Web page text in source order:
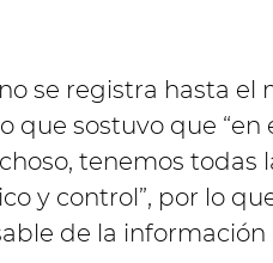
se registra hasta
que sostuvo que “en
tenemos todas
y control”, por lo
de la